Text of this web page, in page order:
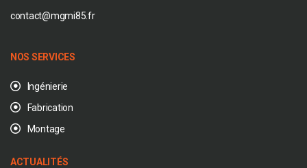
contact@mgmi85.fr
NOS SERVICES
Ingénierie
Fabrication
Montage
ACTUALITÉS